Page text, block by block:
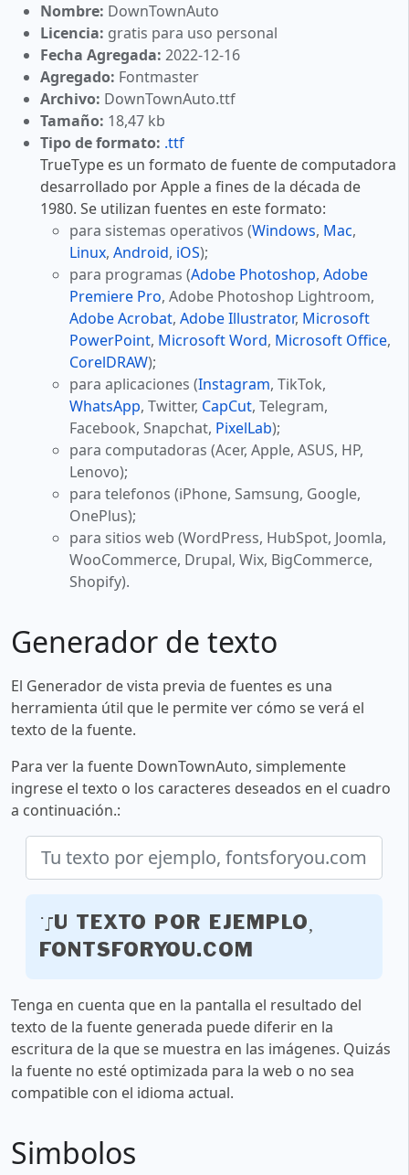
Nombre: DownTownAuto
Licencia: gratis para uso personal
Fecha Agregada: 2022-12-16
Agregado: Fontmaster
Archivo: DownTownAuto.ttf
Tamaño: 18,47 kb
Tipo de formato: .ttf
TrueType es un formato de fuente de computadora
desarrollado por Apple a fines de la década de
1980. Se utilizan fuentes en este formato:
para sistemas operativos (Windows, Mac,
Linux, Android, iOS);
para programas (Adobe Photoshop, Adobe
Premiere Pro, Adobe Photoshop Lightroom,
Adobe Acrobat, Adobe Illustrator, Microsoft
PowerPoint, Microsoft Word, Microsoft Office,
CorelDRAW);
para aplicaciones (Instagram, TikTok,
WhatsApp, Twitter, CapCut, Telegram,
Facebook, Snapchat, PixelLab);
para computadoras (Acer, Apple, ASUS, HP,
Lenovo);
para telefonos (iPhone, Samsung, Google,
OnePlus);
para sitios web (WordPress, HubSpot, Joomla,
WooCommerce, Drupal, Wix, BigCommerce,
Shopify).
Generador de texto
El Generador de vista previa de fuentes es una
herramienta útil que le permite ver cómo se verá el
texto de la fuente.
Para ver la fuente DownTownAuto, simplemente
ingrese el texto o los caracteres deseados en el cuadro
a continuación.:
Tu texto por ejemplo,
fontsforyou.com
Tenga en cuenta que en la pantalla el resultado del
texto de la fuente generada puede diferir en la
escritura de la que se muestra en las imágenes. Quizás
la fuente no esté optimizada para la web o no sea
compatible con el idioma actual.
Simbolos